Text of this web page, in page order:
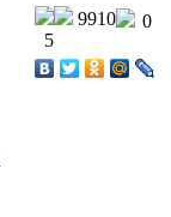
0
9910
5